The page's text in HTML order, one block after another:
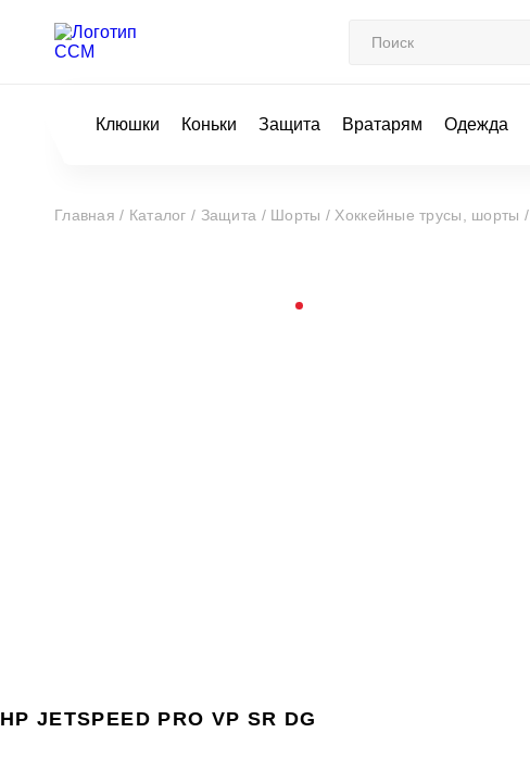
Клюшки Коньки Защита Вратарям Одежда
Главная / Каталог / Защита / Шорты / Хоккейные трусы, шорты /
HP JETSPEED PRO VP SR DG